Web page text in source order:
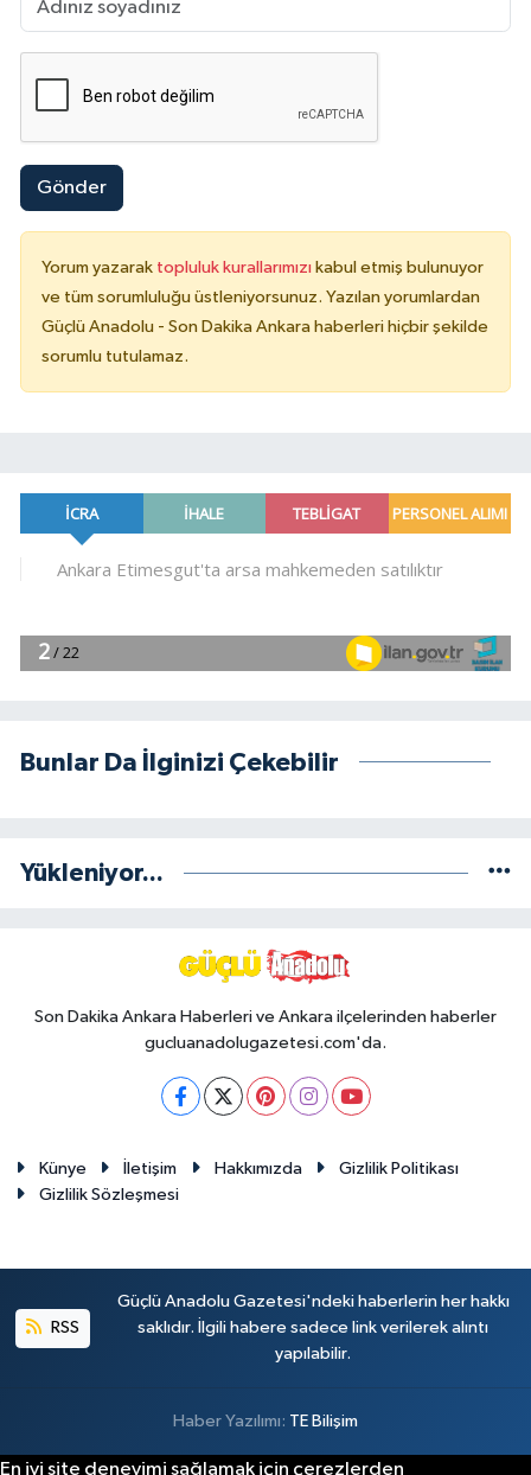
Gönder
Yorum yazarak topluluk kurallarımızı kabul etmiş bulunuyor
ve tüm sorumluluğu üstleniyorsunuz. Yazılan yorumlardan
Güçlü Anadolu - Son Dakika Ankara haberleri hiçbir şekilde
sorumlu tutulamaz.
Bunlar Da İlginizi Çekebilir
Yükleniyor...
Son Dakika Ankara Haberleri ve Ankara ilçelerinden haberler
gucluanadolugazetesi.com'da.
Künye İletişim Hakkımızda
Gizlilik Politikası
Gizlilik Sözleşmesi
RSS
Güçlü Anadolu Gazetesi'ndeki haberlerin her hakkı
saklıdır. İlgili habere sadece link verilerek alıntı
yapılabilir.
Haber Yazılımı: TE Bilişim
En iyi site deneyimi sağlamak için çerezlerden